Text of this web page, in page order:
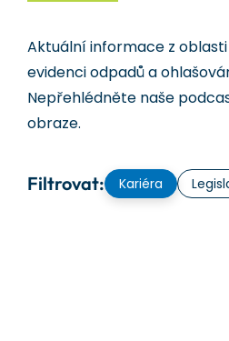
Aktuální informace z
evidenci odpadů a
Nepřehlédněte naše
obraze.
Filtrovat: Kariéra